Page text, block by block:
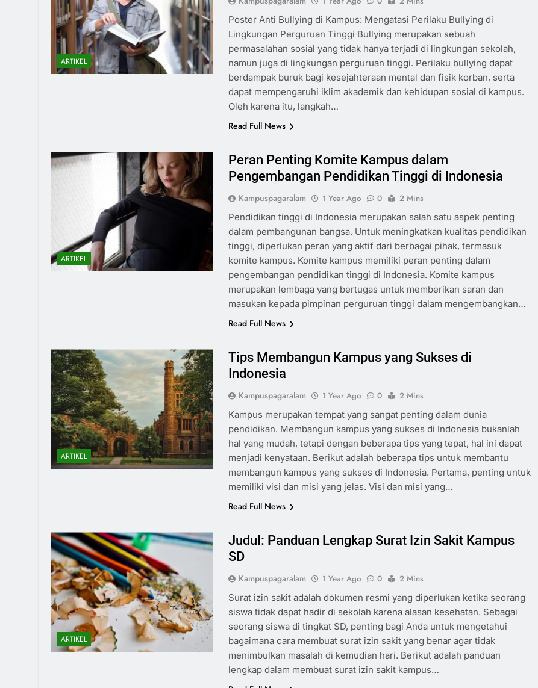
ARTIKEL
Poster Anti Bullying di Kampus: Mengatasi Perilaku Bullying di
Lingkungan Perguruan Tinggi Bullying merupakan sebuah
permasalahan sosial yang tidak hanya terjadi di lingkungan sekolah,
namun juga di lingkungan perguruan tinggi. Perilaku bullying dapat
berdampak buruk bagi kesejahteraan mental dan fisik korban, serta
dapat mempengaruhi iklim akademik dan kehidupan sosial di kampus.
Oleh karena itu, langkah…
Read Full News
ARTIKEL
Peran Penting Komite Kampus dalam
Pengembangan Pendidikan Tinggi di Indonesia
Kampuspagaralam 1 Year Ago 0
2 Mins
Pendidikan tinggi di Indonesia merupakan salah satu aspek penting
dalam pembangunan bangsa. Untuk meningkatkan kualitas pendidikan
tinggi, diperlukan peran yang aktif dari berbagai pihak, termasuk
komite kampus. Komite kampus memiliki peran penting dalam
pengembangan pendidikan tinggi di Indonesia. Komite kampus
merupakan lembaga yang bertugas untuk memberikan saran dan
masukan kepada pimpinan perguruan tinggi dalam mengembangkan…
Read Full News
ARTIKEL
Tips Membangun Kampus yang Sukses di
Indonesia
Kampuspagaralam 1 Year Ago 0
2 Mins
Kampus merupakan tempat yang sangat penting dalam dunia
pendidikan. Membangun kampus yang sukses di Indonesia bukanlah
hal yang mudah, tetapi dengan beberapa tips yang tepat, hal ini dapat
menjadi kenyataan. Berikut adalah beberapa tips untuk membantu
membangun kampus yang sukses di Indonesia. Pertama, penting untuk
memiliki visi dan misi yang jelas. Visi dan misi yang…
Read Full News
ARTIKEL
Judul: Panduan Lengkap Surat Izin Sakit Kampus
SD
Kampuspagaralam 1 Year Ago 0
2 Mins
Surat izin sakit adalah dokumen resmi yang diperlukan ketika seorang
siswa tidak dapat hadir di sekolah karena alasan kesehatan. Sebagai
seorang siswa di tingkat SD, penting bagi Anda untuk mengetahui
bagaimana cara membuat surat izin sakit yang benar agar tidak
menimbulkan masalah di kemudian hari. Berikut adalah panduan
lengkap dalam membuat surat izin sakit kampus…